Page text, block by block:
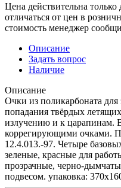
Цена действительна
отличаться от цен в
стоимость менеджер
Описание
Задать вопрос
Наличие
Описание
Очки из поликарбоната
попадания твёрдых
излучению и к царапинам.
коррегирующими очками.
12.4.013.-97. Четыре
зеленые, красные для
прозрачные, черно-
подвесом. упаковка: